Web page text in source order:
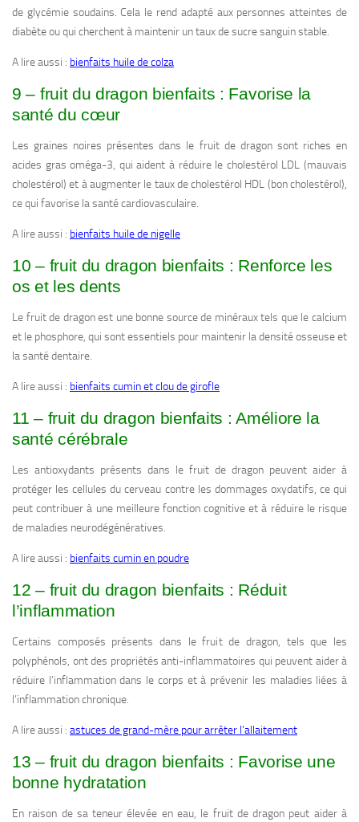
de glycémie soudains. Cela le rend adapté aux personnes atteintes de
diabète ou qui cherchent à maintenir un taux de sucre sanguin stable.
A lire aussi : bienfaits huile de colza
9 – fruit du dragon bienfaits : Favorise la
santé du cœur
Les graines noires présentes dans le fruit de dragon sont riches en
acides gras oméga-3, qui aident à réduire le cholestérol LDL (mauvais
cholestérol) et à augmenter le taux de cholestérol HDL (bon cholestérol),
ce qui favorise la santé cardiovasculaire.
A lire aussi : bienfaits huile de nigelle
10 – fruit du dragon bienfaits : Renforce les
os et les dents
Le fruit de dragon est une bonne source de minéraux tels que le calcium
et le phosphore, qui sont essentiels pour maintenir la densité osseuse et
la santé dentaire.
A lire aussi : bienfaits cumin et clou de girofle
11 – fruit du dragon bienfaits : Améliore la
santé cérébrale
Les antioxydants présents dans le fruit de dragon peuvent aider à
protéger les cellules du cerveau contre les dommages oxydatifs, ce qui
peut contribuer à une meilleure fonction cognitive et à réduire le risque
de maladies neurodégénératives.
A lire aussi : bienfaits cumin en poudre
12 – fruit du dragon bienfaits : Réduit
l’inflammation
Certains composés présents dans le fruit de dragon, tels que les
polyphénols, ont des propriétés anti-inflammatoires qui peuvent aider à
réduire l’inflammation dans le corps et à prévenir les maladies liées à
l’inflammation chronique.
A lire aussi : astuces de grand-mère pour arrêter l’allaitement
13 – fruit du dragon bienfaits : Favorise une
bonne hydratation
En raison de sa teneur élevée en eau, le fruit de dragon peut aider à